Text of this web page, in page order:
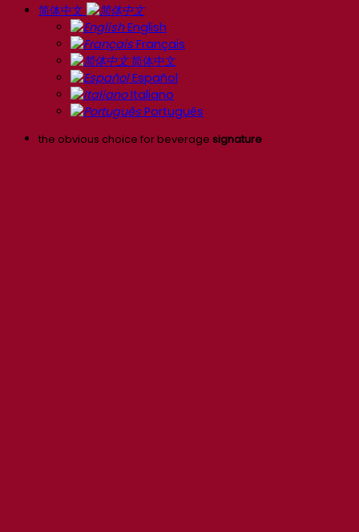
简体中文
English
Français
简体中文
Español
Italiano
Português
the obvious choice for beverage signature